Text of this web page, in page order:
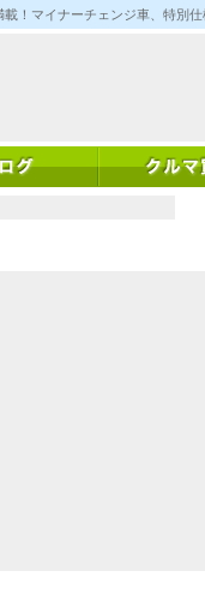
！マイナーチェンジ車、特別仕